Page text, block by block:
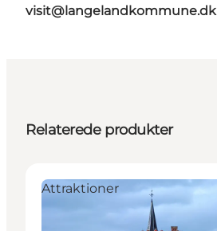
visit@langelandkommune.dk
Relaterede produkter
Attraktioner